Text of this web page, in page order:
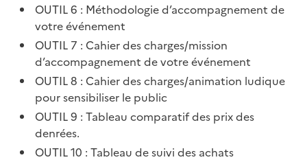
OUTIL 6 : Méthodologie d’accompagnement de
votre événement
OUTIL 7 : Cahier des charges/mission
d’accompagnement de votre événement
OUTIL 8 : Cahier des charges/animation ludique
pour sensibiliser le public
OUTIL 9 : Tableau comparatif des prix des
denrées.
OUTIL 10 : Tableau de suivi des achats